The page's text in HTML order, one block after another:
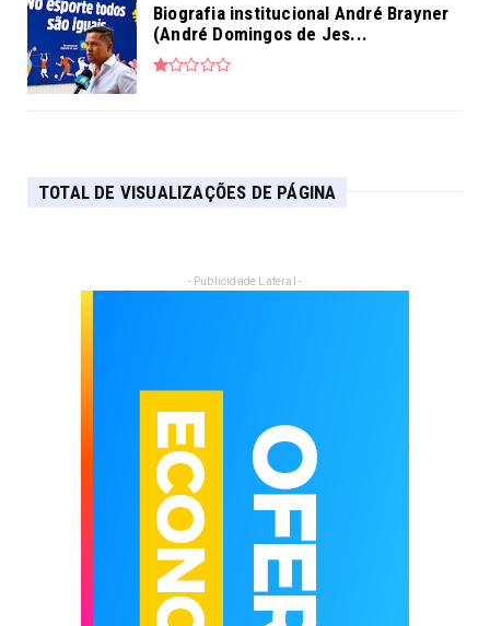
Biografia institucional André Brayner
(André Domingos de Jes...
TOTAL DE VISUALIZAÇÕES DE PÁGINA
- Publicidade Lateral -